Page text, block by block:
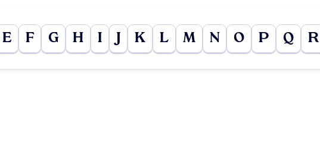
E F G H I J K L M N O P Q R